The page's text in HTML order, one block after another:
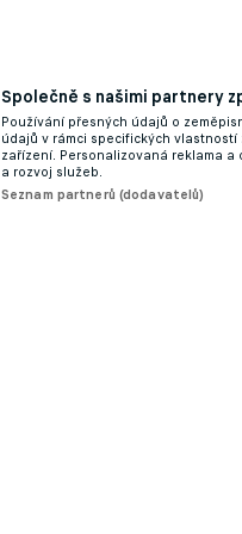
Společně s našimi partnery
Používání přesných údajů o
údajů v rámci specifických
zařízení. Personalizovaná reklama
a rozvoj služeb.
Seznam partnerů (dodavatelů)